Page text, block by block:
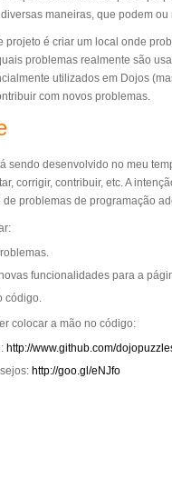
maneiras, que podem
projeto é criar um local onde
problemas realmente são
utilizados em Dojos
com novos problemas.
sendo desenvolvido no meu
corrigir, contribuir, etc. A
de problemas de programação
funcionalidades para a
código.
colocar a mão no código:
http://www.github.com/
http://goo.gl/eNJfo